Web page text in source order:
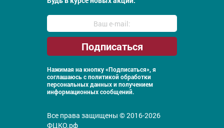
Нажимая на кнопку «Подписаться», я
соглашаюсь с политикой обработки
персональных данных и получением
информационных сообщений.
Все права защищены © 2016-2026
ФЦКО.рф